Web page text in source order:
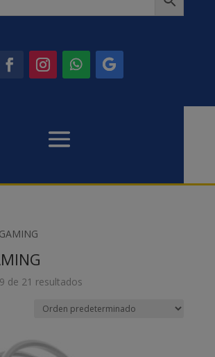
de 21 resultados